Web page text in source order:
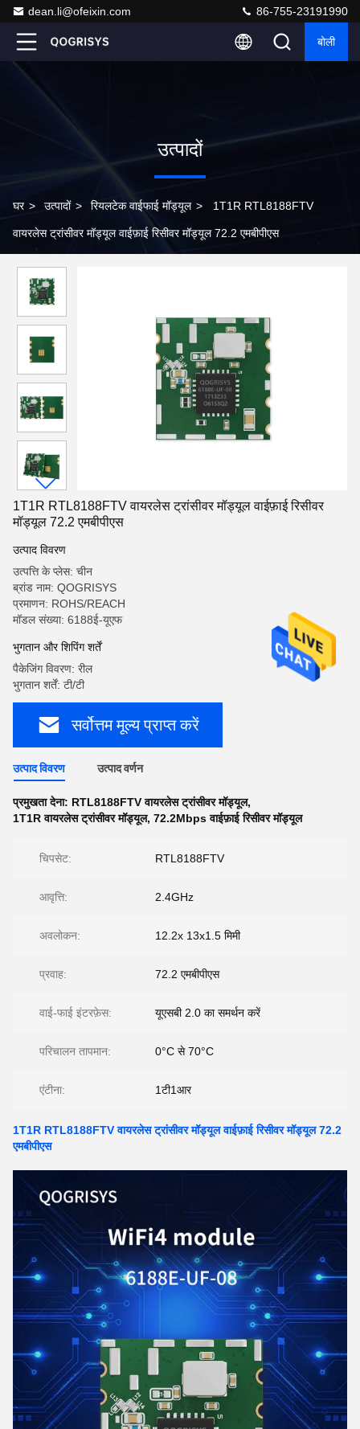
dean.li@ofeixin.com 86-755-23191990
बोली
उत्पादों
घर > उत्पादों > रियलटेक वाईफाई मॉड्यूल > 1T1R RTL8188FTV
वायरलेस ट्रांसीवर मॉड्यूल वाईफ़ाई रिसीवर मॉड्यूल 72.2 एमबीपीएस
1T1R RTL8188FTV वायरलेस ट्रांसीवर मॉड्यूल वाईफ़ाई रिसीवर
मॉड्यूल 72.2 एमबीपीएस
उत्पाद विवरण
उत्पत्ति के प्लेस: चीन
ब्रांड नाम: QOGRISYS
प्रमाणन: ROHS/REACH
मॉडल संख्या: 6188ई-यूएफ
भुगतान और शिपिंग शर्तें
पैकेजिंग विवरण: रील
भुगतान शर्तें: टी/टी
सर्वोत्तम मूल्य प्राप्त करें
उत्पाद विवरण उत्पाद वर्णन
प्रमुखता देना: RTL8188FTV वायरलेस ट्रांसीवर मॉड्यूल,
1T1R वायरलेस ट्रांसीवर मॉड्यूल, 72.2Mbps वाईफ़ाई रिसीवर मॉड्यूल
चिपसेट: RTL8188FTV
आवृत्ति: 2.4GHz
अवलोकन: 12.2x 13x1.5 मिमी
प्रवाह: 72.2 एमबीपीएस
वाई-फाई इंटरफ़ेस: यूएसबी 2.0 का समर्थन करें
परिचालन तापमान: 0°C से 70°C
एंटीना: 1टी1आर
1T1R RTL8188FTV वायरलेस ट्रांसीवर मॉड्यूल वाईफ़ाई रिसीवर मॉड्यूल 72.2
एमबीपीएस